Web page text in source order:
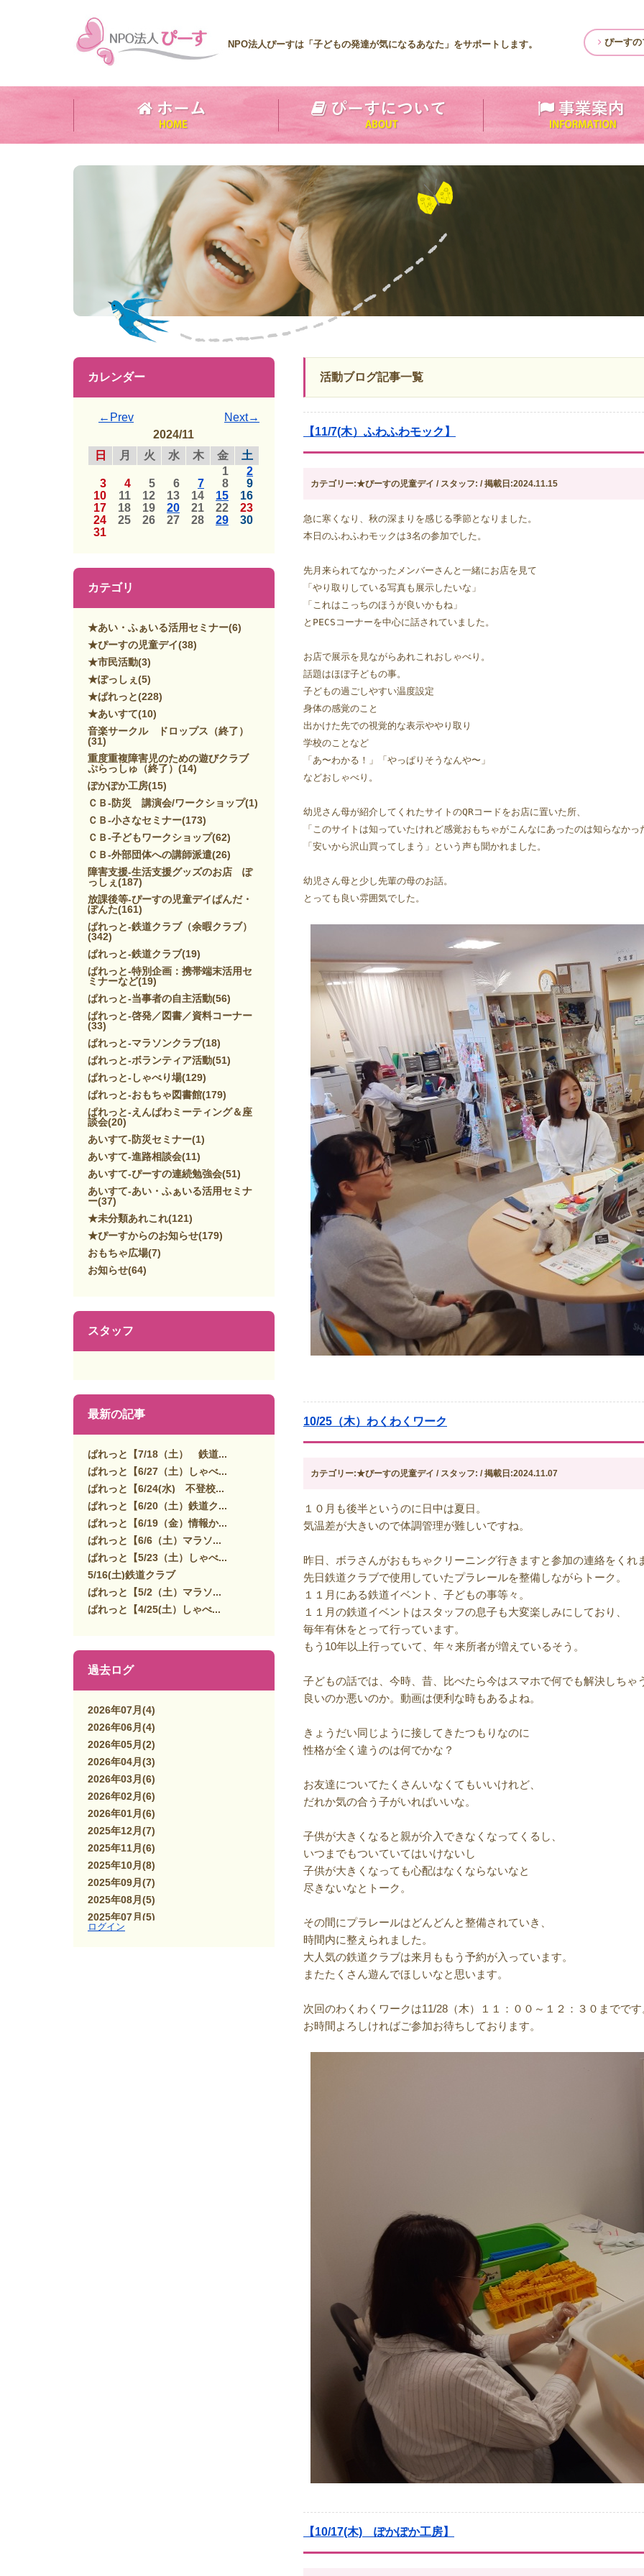
NPO法人ぴーすは「子どもの発達が気になるあなた」をサポートします。 ぴーすの
活動ブログ記事一覧
【11/7(木）ふわふわモック】
カテゴリー:★ぴーすの児童デイ / スタッフ: / 掲載日:2024.11.15
急に寒くなり、秋の深まりを感じる季節となりました。
本日のふわふわモックは3名の参加でした。
先月来られてなかったメンバーさんと一緒にお店を見て
「やり取りしている写真も展示したいな」
「これはこっちのほうが良いかもね」
とPECSコーナーを中心に話されていました。
お店で展示を見ながらあれこれおしゃべり。
話題はほぼ子どもの事。
子どもの過ごしやすい温度設定
身体の感覚のこと
出かけた先での視覚的な表示ややり取り
学校のことなど
「あ〜わかる！」「やっぱりそうなんや〜」
などおしゃべり。
幼児さん母が紹介してくれたサイトのQRコードをお店に置いた所、
「このサイトは知っていたけれど感覚おもちゃがこんなにあったのは知らなかっ
「安いから沢山買ってしまう」という声も聞かれました。
幼児さん母と少し先輩の母のお話。
とっても良い雰囲気でした。
10/25（木）わくわくワーク
カテゴリー:★ぴーすの児童デイ / スタッフ: / 掲載日:2024.11.07
１０月も後半というのに日中は夏日。
気温差が大きいので体調管理が難しいですね。
昨日、ボラさんがおもちゃクリーニング行きますと参加の連絡をくれ
先日鉄道クラブで使用していたプラレールを整備しながらトーク。
１１月にある鉄道イベント、子どもの事等々。
１１月の鉄道イベントはスタッフの息子も大変楽しみにしており、
毎年有休をとって行っています。
もう10年以上行っていて、年々来所者が増えているそう。
子どもの話では、今時、昔、比べたら今はスマホで何でも解決しちゃ
良いのか悪いのか。動画は便利な時もあるよね。
きょうだい同じように接してきたつもりなのに
性格が全く違うのは何でかな？
お友達についてたくさんいなくてもいいけれど、
だれか気の合う子がいればいいな。
子供が大きくなると親が介入できなくなってくるし、
いつまでもついていてはいけないし
子供が大きくなっても心配はなくならないなと
尽きないなとトーク。
その間にプラレールはどんどんと整備されていき、
時間内に整えられました。
大人気の鉄道クラブは来月ももう予約が入っています。
またたくさん遊んでほしいなと思います。
次回のわくわくワークは11/28（木）１１：００～１２：３０までです
お時間よろしければご参加お待ちしております。
【10/17(木) ぽかぽか工房】
カレンダー
←Prev
Next→
2024/11
日
月 火 水 木 金
土
1
2
3
4 5 6 7 8
9
10
11 12 13 14 15
16
17
18 19 20 21 22
23
24
25 26 27 28 29
30
31
カテゴリ
★あい・ふぁいる活用セミナー(6)
★ぴーすの児童デイ(38)
★市民活動(3)
★ぽっしぇ (5)
★ぱれっと(228)
★あいすて(10)
音楽サークル ドロップス（終了）
(31)
重度重複障害児のための遊びクラブ
ぷらっしゅ（終了） (14)
ぽかぽか工房(15)
ＣＢ-防災 講演会/ワークショップ(1)
ＣＢ-小さなセミナー(173)
ＣＢ-子どもワークショップ(62)
ＣＢ-外部団体への講師派遣(26)
障害支援-生活支援グッズのお店 ぽ
っしぇ (187)
放課後等-ぴーすの児童デイぱんだ・
ぽんた(161)
ぱれっと-鉄道クラブ（余暇クラブ）
(342)
ぱれっと-鉄道クラブ(19)
ぱれっと-特別企画：携帯端末活用セ
ミナーなど(19)
ぱれっと-当事者の自主活動(56)
ぱれっと-啓発／図書／資料コーナー
(33)
ぱれっと-マラソンクラブ(18)
ぱれっと-ボランティア活動(51)
ぱれっと-しゃべり場(129)
ぱれっと-おもちゃ図書館(179)
ぱれっと-えんぱわミーティング＆座
談会(20)
あいすて-防災セミナー(1)
あいすて-進路相談会(11)
あいすて-ぴーすの連続勉強会(51)
あいすて-あい・ふぁいる活用セミナ
ー(37)
★未分類あれこれ(121)
★ぴーすからのお知らせ(179)
おもちゃ広場(7)
お知らせ(64)
スタッフ
最新の記事
ぱれっと【7/18（土） 鉄道...
ぱれっと【6/27（土）しゃべ...
ぱれっと【6/24(水) 不登校...
ぱれっと【6/20（土）鉄道ク...
ぱれっと【6/19（金）情報か...
ぱれっと【6/6（土）マラソ...
ぱれっと【5/23（土）しゃべ...
5/16(土)鉄道クラブ
ぱれっと【5/2（土）マラソ...
ぱれっと【4/25(土）しゃべ...
過去ログ
2026年07月 (4)
2026年06月 (4)
2026年05月 (2)
2026年04月 (3)
2026年03月 (6)
2026年02月 (6)
2026年01月 (6)
2025年12月 (7)
2025年11月 (6)
2025年10月 (8)
2025年09月 (7)
2025年08月 (5)
2025年07月 (5)
2025年06月
ログイン